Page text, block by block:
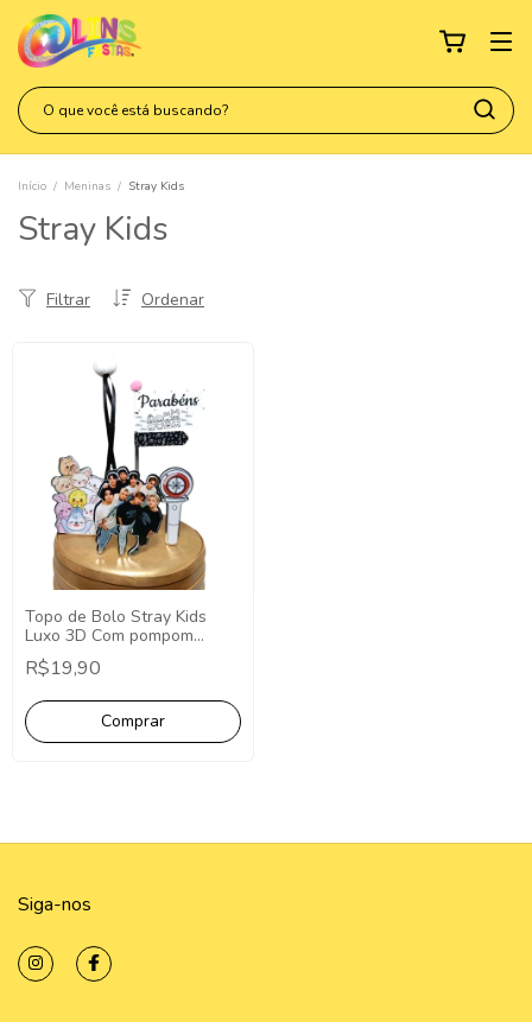
Início / Meninas / Stray Kids
Stray Kids
Ordenar
Filtrar
Topo de Bolo Stray Kids
Luxo 3D Com pompom
minimalista - Topper Cake
Stray Kids
R$19,90
Siga-nos